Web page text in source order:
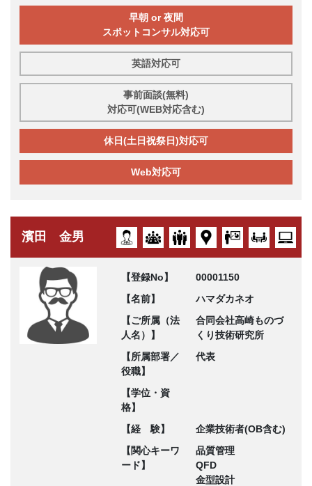
早朝 or 夜間
スポットコンサル対応可
英語対応可
事前面談(無料)
対応可(WEB対応含む)
休日(土日祝祭日)対応可
Web対応可
濱田 金男
【登録No】
00001150
【名前】
ハマダカネオ
【ご所属（法
人名）】
合同会社高崎ものづ
くり技術研究所
【所属部署／
役職】
代表
【学位・資
格】
【経 験】
企業技術者(OB含む)
【関心キーワ
ード】
品質管理
QFD
金型設計